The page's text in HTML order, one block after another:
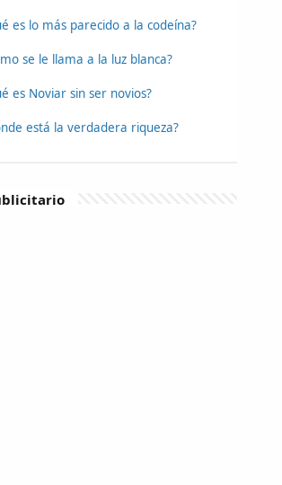
es lo más parecido a la codeína?
se le llama a la luz blanca?
es Noviar sin ser novios?
está la verdadera riqueza?